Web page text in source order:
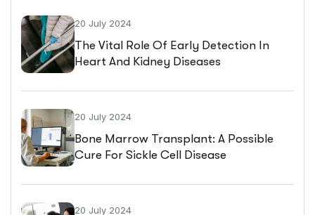
20 July 2024
The Vital Role Of Early Detection In
Heart And Kidney Diseases
20 July 2024
Bone Marrow Transplant: A Possible
Cure For Sickle Cell Disease
20 July 2024